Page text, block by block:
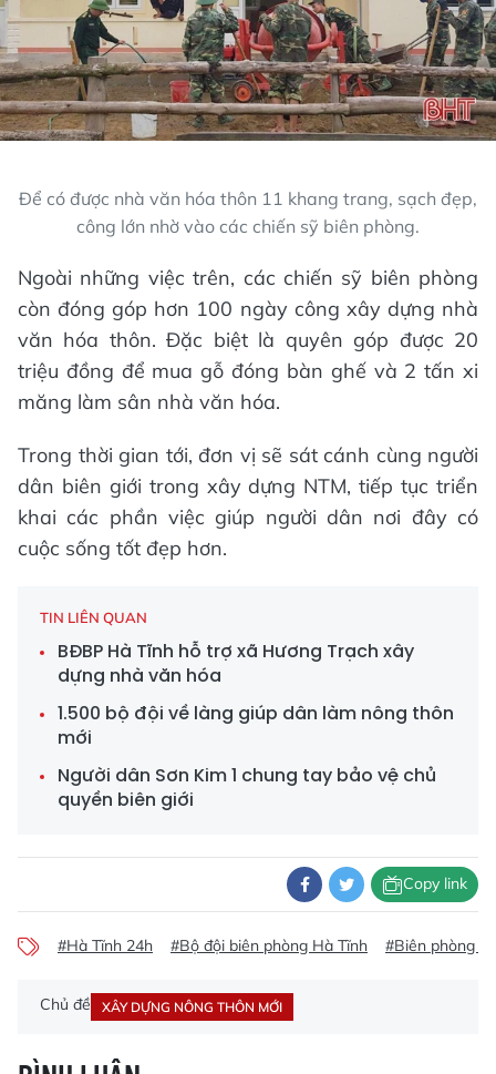
Để có được nhà văn hóa thôn 11 khang trang, sạch đẹp,
công lớn nhờ vào các chiến sỹ biên phòng.
Ngoài những việc trên, các chiến sỹ biên phòng
còn đóng góp hơn 100 ngày công xây dựng nhà
văn hóa thôn. Đặc biệt là quyên góp được 20
triệu đồng để mua gỗ đóng bàn ghế và 2 tấn xi
măng làm sân nhà văn hóa.
Trong thời gian tới, đơn vị sẽ sát cánh cùng người
dân biên giới trong xây dựng NTM, tiếp tục triển
khai các phần việc giúp người dân nơi đây có
cuộc sống tốt đẹp hơn.
TIN LIÊN QUAN
BĐBP Hà Tĩnh hỗ trợ xã Hương Trạch xây
dựng nhà văn hóa
1.500 bộ đội về làng giúp dân làm nông thôn
mới
Người dân Sơn Kim 1 chung tay bảo vệ chủ
quyền biên giới
Copy link
#Hà Tĩnh 24h #Bộ đội biên phòng Hà Tĩnh #Biên phòng
Chủ đề XÂY DỰNG NÔNG THÔN MỚI